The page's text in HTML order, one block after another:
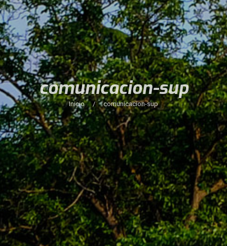
comunicacion-sup
Inicio / comunicacion-sup